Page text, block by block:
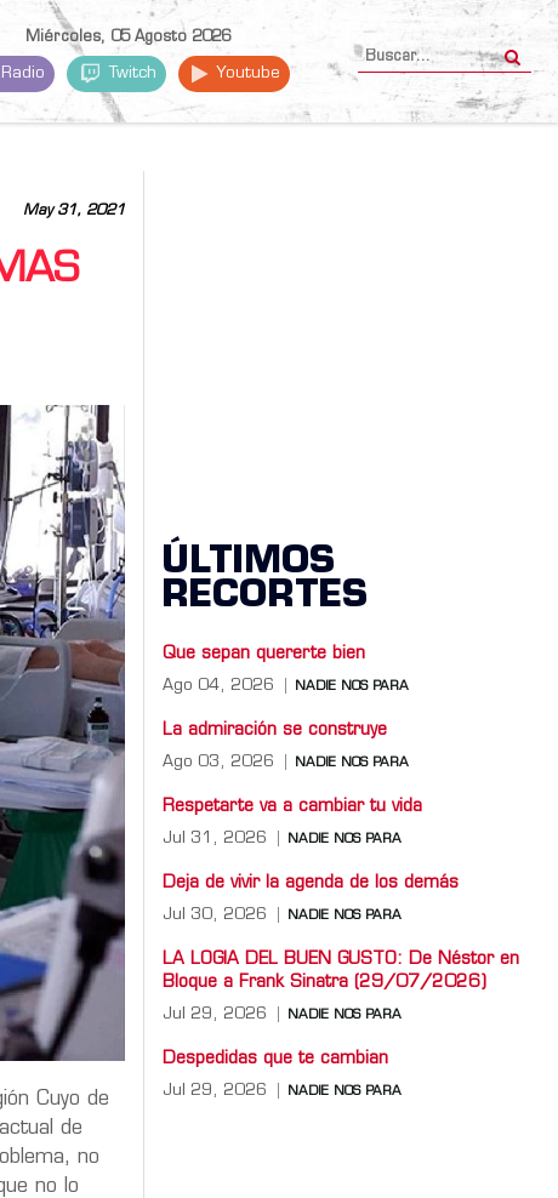
Miércoles, 05 Agosto 2026
Radio Twitch Youtube
May 31, 2021
Cuyo de
de
no
no lo
ÚLTIMOS
RECORTES
Que sepan quererte bien
Ago 04, 2026 NADIE NOS PARA
La admiración se construye
Ago 03, 2026 NADIE NOS PARA
Respetarte va a cambiar tu vida
Jul 31, 2026 NADIE NOS PARA
Deja de vivir la agenda de los demás
Jul 30, 2026 NADIE NOS PARA
LA LOGIA DEL BUEN GUSTO: De Néstor en
Bloque a Frank Sinatra (29/07/2026)
Jul 29, 2026 NADIE NOS PARA
Despedidas que te cambian
Jul 29, 2026 NADIE NOS PARA